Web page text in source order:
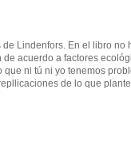
Lindenfors. En el libro
acuerdo a factores
ni tú ni yo tenemos
de lo que